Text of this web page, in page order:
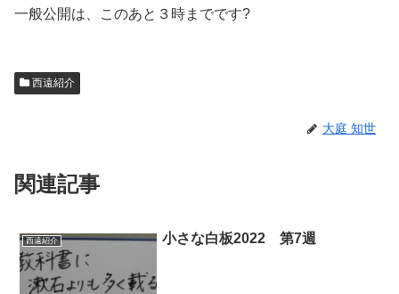
一般公開は、このあと３時までです?
西遠紹介
大庭 知世
関連記事
西遠紹介 小さな白板2022 第7週